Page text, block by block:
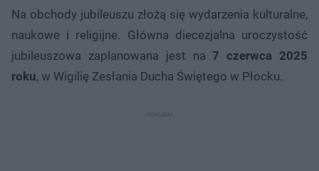
Na obchody jubileuszu złożą się wydarzenia kulturalne,
naukowe i religijne. Główna diecezjalna uroczystość
jubileuszowa zaplanowana jest na7 czerwca 2025
roku, w Wigilię Zesłania Ducha Świętego w Płocku.